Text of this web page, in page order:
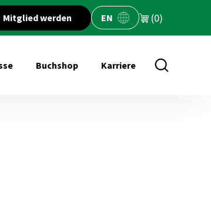
Mitglied werden EN (0)
Buchshop
Untermenü öffnen für
Karriere